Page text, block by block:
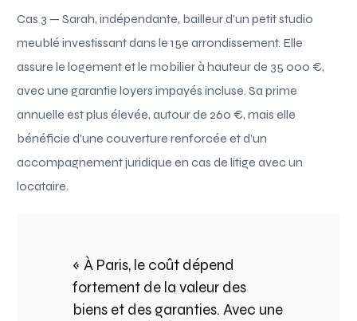
Cas 3 — Sarah, indépendante, bailleur d’un petit studio
meublé investissant dans le 15e arrondissement. Elle
assure le logement et le mobilier à hauteur de 35 000 €,
avec une garantie loyers impayés incluse. Sa prime
annuelle est plus élevée, autour de 260 €, mais elle
bénéficie d’une couverture renforcée et d’un
accompagnement juridique en cas de litige avec un
locataire.
« À Paris, le coût dépend
fortement de la valeur des
biens et des garanties. Avec une